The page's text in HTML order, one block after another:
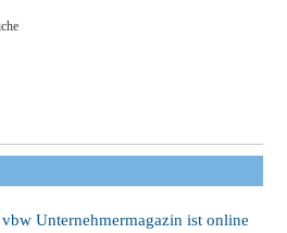
vbw Unternehmermagazin ist online